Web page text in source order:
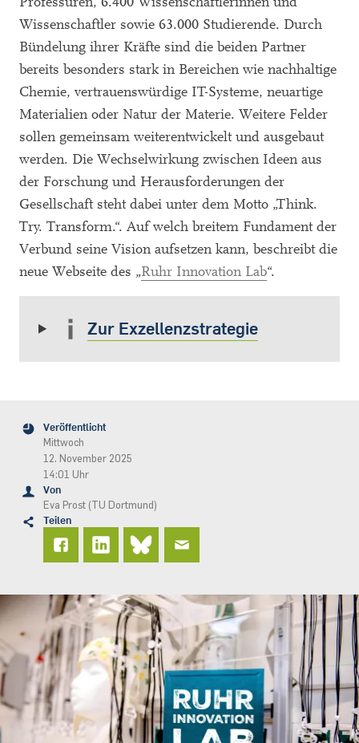
Wissenschaftler sowie 63.000 Studierende. Durch
Bündelung ihrer Kräfte sind die beiden Partner
bereits besonders stark in Bereichen wie nachhaltige
Chemie, vertrauenswürdige IT-Systeme, neuartige
Materialien oder Natur der Materie. Weitere Felder
sollen gemeinsam weiterentwickelt und ausgebaut
werden. Die Wechselwirkung zwischen Ideen aus
der Forschung und Herausforderungen der
Gesellschaft steht dabei unter dem Motto „Think.
Try. Transform.“. Auf welch breitem Fundament der
Verbund seine Vision aufsetzen kann, beschreibt die
neue Webseite des „Ruhr Innovation Lab“.
Zur Exzellenzstrategie
Veröffentlicht
Mittwoch
12. November 2025
14:01 Uhr
Von
Eva Prost (TU Dortmund)
Teilen